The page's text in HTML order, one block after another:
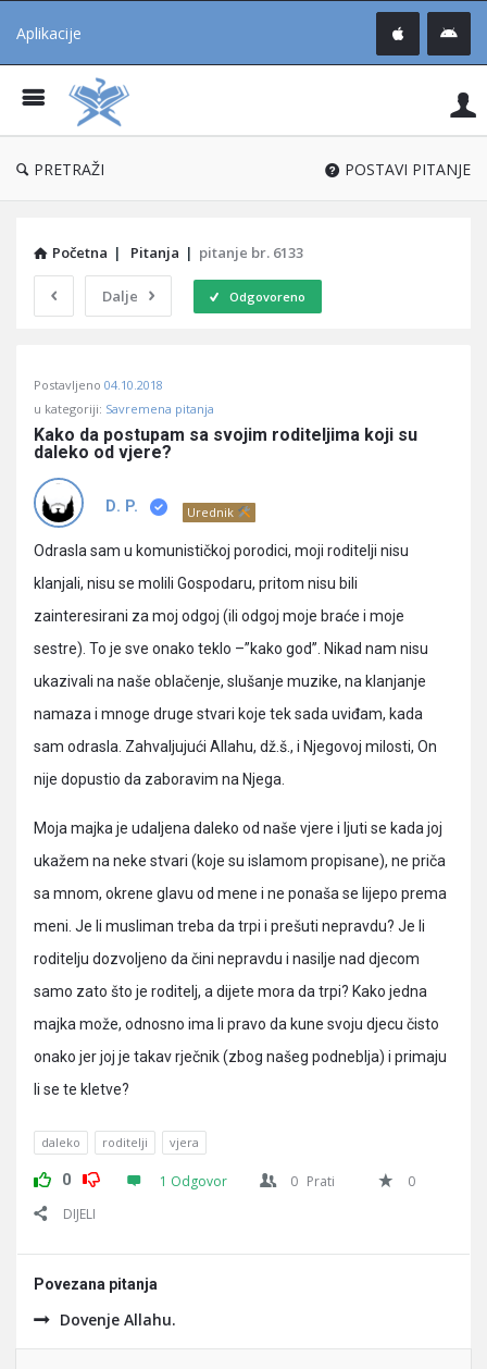
Aplikacije
®
PRETRAŽI POSTAVI PITANJE
Početna | Pitanja | pitanje br. 6133
Dalje Odgovoreno
Učene
Latest
Pitanja
Postavljeno 04.10.2018
u kategoriji: Savremena pitanja
Kako da postupam sa svojim roditeljima koji su
daleko od vjere?
D. P. Urednik
Odrasla sam u komunističkoj porodici, moji roditelji nisu
klanjali, nisu se molili Gospodaru, pritom nisu bili
zainteresirani za moj odgoj (ili odgoj moje braće i moje
sestre). To je sve onako teklo –”kako god’’. Nikad nam nisu
ukazivali na naše oblačenje, slušanje muzike, na klanjanje
namaza i mnoge druge stvari koje tek sada uviđam, kada
sam odrasla. Zahvaljujući Allahu, dž.š., i Njegovoj milosti, On
nije dopustio da zaboravim na Njega.
Moja majka je udaljena daleko od naše vjere i ljuti se kada joj
ukažem na neke stvari (koje su islamom propisane), ne priča
sa mnom, okrene glavu od mene i ne ponaša se lijepo prema
meni. Je li musliman treba da trpi i prešuti nepravdu? Je li
roditelju dozvoljeno da čini nepravdu i nasilje nad djecom
samo zato što je roditelj, a dijete mora da trpi? Kako jedna
majka može, odnosno ima li pravo da kune svoju djecu čisto
onako jer joj je takav rječnik (zbog našeg podneblja) i primaju
li se te kletve?
daleko roditelji vjera
0 1 Odgovor 0 Prati
0
DIJELI
Povezana pitanja
Dovenje Allahu.